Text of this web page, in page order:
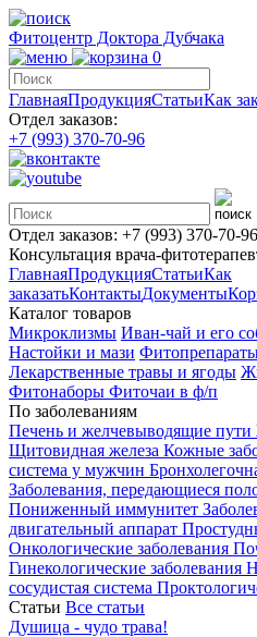
Фитоцентр Доктора Дубчака
0
ГлавнаяПродукцияСтатьиКак
Отдел заказов:
+7 (993) 370-70-96
Отдел заказов: +7 (993) 370-70-96
Консультация врача-
ГлавнаяПродукцияСтатьиКак
заказатьКонтактыДокументы
Каталог товаров
Микроклизмы Иван-чай и его
Настойки и мази
Лекарственные травы и ягоды
Фитонаборы Фиточаи в ф/п
По заболеваниям
Печень и желчевыводящие пути
Щитовидная железа Кожные
система у мужчин
Заболевания, передающиеся
Пониженный иммунитет
двигательный аппарат
Онкологические заболевания
Гинекологические заболевания
сосудистая система
Статьи Все статьи
Душица - чудо трава!